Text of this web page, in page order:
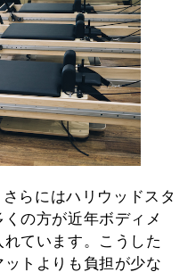
らにはハリウッドスタ
の方が近年ボディメ
ています。こうした
トよりも負担が少な